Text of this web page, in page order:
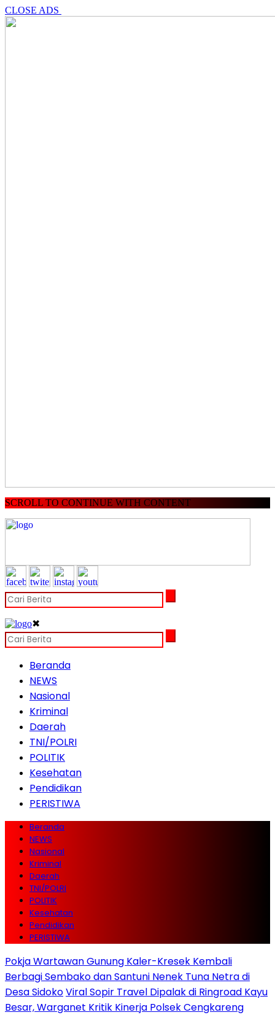
CLOSE ADS
SCROLL TO CONTINUE WITH CONTENT
✖
Beranda
NEWS
Nasional
Kriminal
Daerah
TNI/POLRI
POLITIK
Kesehatan
Pendidikan
PERISTIWA
Beranda
NEWS
Nasional
Kriminal
Daerah
TNI/POLRI
POLITIK
Kesehatan
Pendidikan
PERISTIWA
Pokja Wartawan Gunung Kaler-Kresek Kembali
Berbagi Sembako dan Santuni Nenek Tuna Netra di
Desa SidokoViral Sopir Travel Dipalak di Ringroad Kayu
Besar, Warganet Kritik Kinerja Polsek Cengkareng